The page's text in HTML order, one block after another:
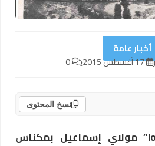
أخبار عامة
17 أغسطس 2015
نسخ المحتوى
يعد مستشفى “louis” مولاي إسماعيل بمكناس